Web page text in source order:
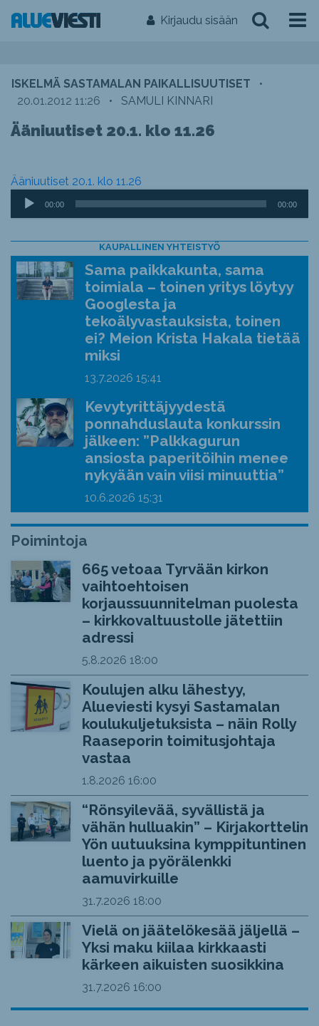
Kirjaudu sisään
ISKELMÄ SASTAMALAN PAIKALLISUUTISET
•
20.01.2012 11:26
• SAMULI KINNARI
Ääniuutiset 20.1. klo 11.26
Ääniuutiset 20.1. klo 11.26
Äänitoistin
00:00 00:00
KAUPALLINEN YHTEISTYÖ
Sama paikkakunta, sama
toimiala – toinen yritys löytyy
Googlesta ja
tekoälyvastauksista, toinen
ei? Meion Krista Hakala tietää
miksi
13.7.2026 15:41
Kevytyrittäjyydestä
ponnahduslauta konkurssin
jälkeen: ”Palkkagurun
ansiosta paperitöihin menee
nykyään vain viisi minuuttia”
10.6.2026 15:31
Poimintoja
665 vetoaa Tyrvään kirkon
vaihtoehtoisen
korjaussuunnitelman puolesta
– kirkkovaltuustolle jätettiin
adressi
5.8.2026 18:00
Koulujen alku lähestyy,
Alueviesti kysyi Sastamalan
koulukuljetuksista – näin Rolly
Raaseporin toimitusjohtaja
vastaa
1.8.2026 16:00
“Rönsyilevää, syvällistä ja
vähän hulluakin” – Kirjakorttelin
Yön uutuuksina kymppituntinen
luento ja pyörälenkki
aamuvirkuille
31.7.2026 18:00
Vielä on jäätelökesää jäljellä –
Yksi maku kiilaa kirkkaasti
kärkeen aikuisten suosikkina
31.7.2026 16:00